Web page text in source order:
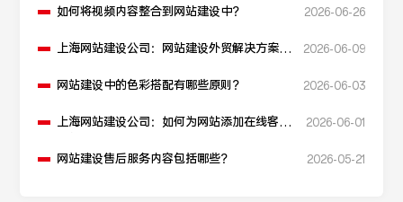
如何将视频内容整合到网站建设中？ 2026-06-26
上海网站建设公司：网站建设外贸解决方案如
2026-06-09
网站建设中的色彩搭配有哪些原则？ 2026-06-03
上海网站建设公司：如何为网站添加在线客服
2026-06-01
网站建设售后服务内容包括哪些？ 2026-05-21